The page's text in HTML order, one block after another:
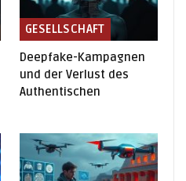
GESELLSCHAFT
Deepfake-Kampagnen
und der Verlust des
Authentischen